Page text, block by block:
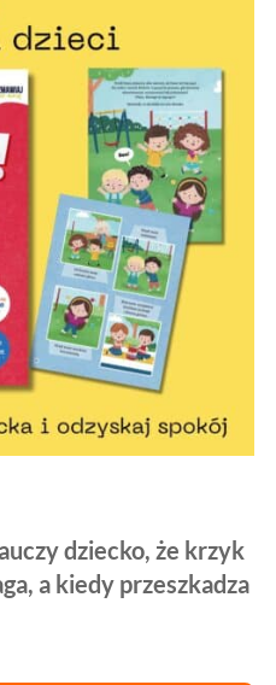
dziecko, że krzyk
a kiedy przeszkadza